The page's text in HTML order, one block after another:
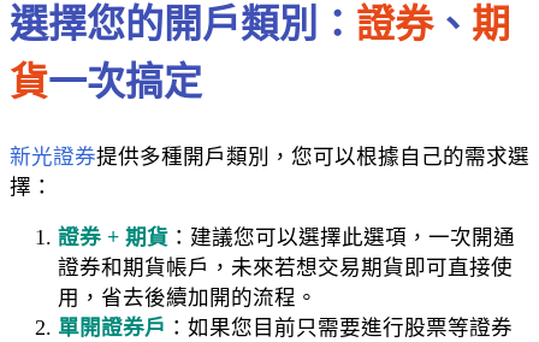
選擇您的開戶類別： 證券、 期
貨一次搞定
新光證券提供多種開戶類別，您可以根據自己的需求選
擇：
證券 + 期貨 ：建議您可以選擇此選項，一次開通
證券和期貨帳戶，未來若想交易期貨即可直接使
用，省去後續加開的流程。
單開證券戶 ：如果您目前只需要進行股票等證券